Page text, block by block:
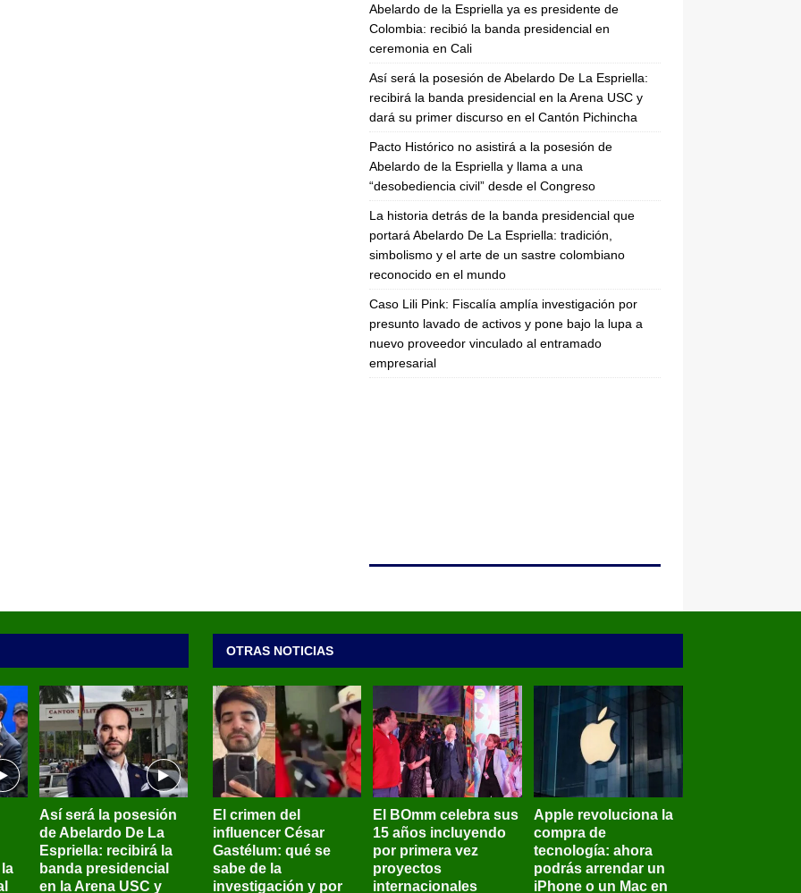
Abelardo de la Espriella ya es presidente de
Colombia: recibió la banda presidencial en
ceremonia en Cali
Así será la posesión de Abelardo De La Espriella:
recibirá la banda presidencial en la Arena USC y
dará su primer discurso en el Cantón Pichincha
Pacto Histórico no asistirá a la posesión de
Abelardo de la Espriella y llama a una
“desobediencia civil” desde el Congreso
La historia detrás de la banda presidencial que
portará Abelardo De La Espriella: tradición,
simbolismo y el arte de un sastre colombiano
reconocido en el mundo
Caso Lili Pink: Fiscalía amplía investigación por
presunto lavado de activos y pone bajo la lupa a
nuevo proveedor vinculado al entramado
empresarial
Así será la posesión
de Abelardo De La
Espriella: recibirá la
banda presidencial
en la Arena USC y
OTRAS NOTICIAS
El crimen del
influencer César
Gastélum: qué se
sabe de la
investigación y por
El BOmm celebra sus
15 años incluyendo
por primera vez
proyectos
internacionales
Apple revoluciona la
compra de
tecnología: ahora
podrás arrendar un
iPhone o un Mac en